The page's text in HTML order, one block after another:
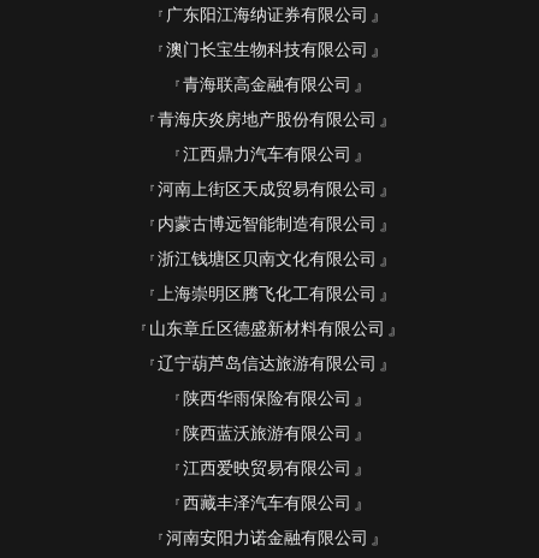
广东阳江海纳证券有限公司
澳门长宝生物科技有限公司
青海联高金融有限公司
青海庆炎房地产股份有限公司
江西鼎力汽车有限公司
河南上街区天成贸易有限公司
内蒙古博远智能制造有限公司
浙江钱塘区贝南文化有限公司
上海崇明区腾飞化工有限公司
山东章丘区德盛新材料有限公司
辽宁葫芦岛信达旅游有限公司
陕西华雨保险有限公司
陕西蓝沃旅游有限公司
江西爱映贸易有限公司
西藏丰泽汽车有限公司
河南安阳力诺金融有限公司